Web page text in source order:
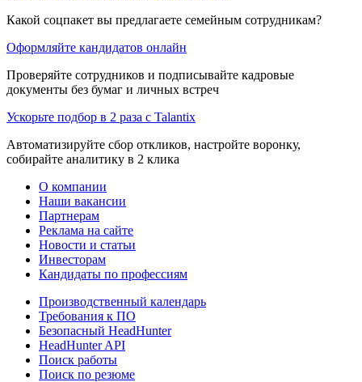
Какой соцпакет вы предлагаете семейным сотрудникам?
Оформляйте кандидатов онлайн
Проверяйте сотрудников и подписывайте кадровые
документы без бумаг и личных встреч
Ускорьте подбор в 2 раза с Talantix
Автоматизируйте сбор откликов, настройте воронку,
собирайте аналитику в 2 клика
О компании
Наши вакансии
Партнерам
Реклама на сайте
Новости и статьи
Инвесторам
Кандидаты по профессиям
Производственный календарь
Требования к ПО
Безопасный HeadHunter
HeadHunter API
Поиск работы
Поиск по резюме